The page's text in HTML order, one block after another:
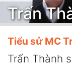
Trấn
Tiểu sử MC
Trấn Thành